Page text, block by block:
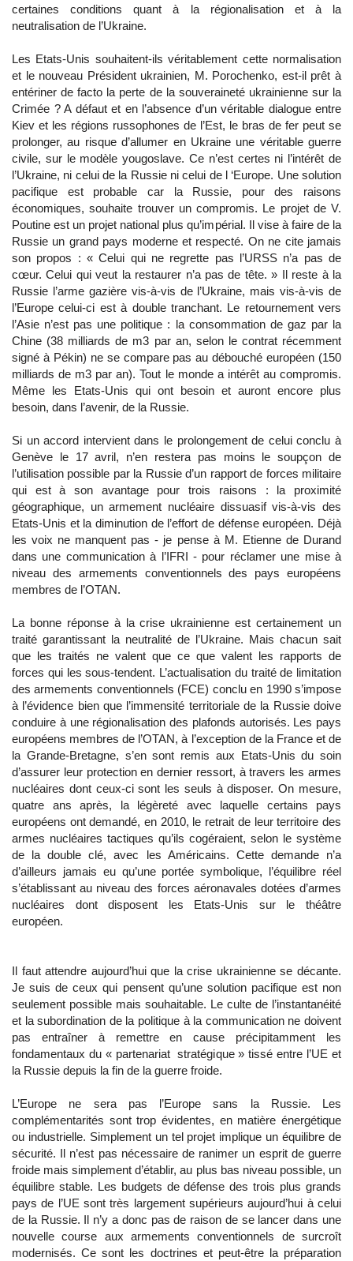
certaines conditions quant à la régionalisation et à la
neutralisation de l’Ukraine.
Les Etats-Unis souhaitent-ils véritablement cette normalisation
et le nouveau Président ukrainien, M. Porochenko, est-il prêt à
entériner de facto la perte de la souveraineté ukrainienne sur la
Crimée ? A défaut et en l’absence d’un véritable dialogue entre
Kiev et les régions russophones de l’Est, le bras de fer peut se
prolonger, au risque d’allumer en Ukraine une véritable guerre
civile, sur le modèle yougoslave. Ce n’est certes ni l’intérêt de
l’Ukraine, ni celui de la Russie ni celui de l ‘Europe. Une solution
pacifique est probable car la Russie, pour des raisons
économiques, souhaite trouver un compromis. Le projet de V.
Poutine est un projet national plus qu’impérial. Il vise à faire de la
Russie un grand pays moderne et respecté. On ne cite jamais
son propos : « Celui qui ne regrette pas l’URSS n’a pas de
cœur. Celui qui veut la restaurer n’a pas de tête. » Il reste à la
Russie l’arme gazière vis-à-vis de l’Ukraine, mais vis-à-vis de
l’Europe celui-ci est à double tranchant. Le retournement vers
l’Asie n’est pas une politique : la consommation de gaz par la
Chine (38 milliards de m3 par an, selon le contrat récemment
signé à Pékin) ne se compare pas au débouché européen (150
milliards de m3 par an). Tout le monde a intérêt au compromis.
Même les Etats-Unis qui ont besoin et auront encore plus
besoin, dans l’avenir, de la Russie.
Si un accord intervient dans le prolongement de celui conclu à
Genève le 17 avril, n’en restera pas moins le soupçon de
l’utilisation possible par la Russie d’un rapport de forces militaire
qui est à son avantage pour trois raisons : la proximité
géographique, un armement nucléaire dissuasif vis-à-vis des
Etats-Unis et la diminution de l’effort de défense européen. Déjà
les voix ne manquent pas - je pense à M. Etienne de Durand
dans une communication à l’IFRI - pour réclamer une mise à
niveau des armements conventionnels des pays européens
membres de l’OTAN.
La bonne réponse à la crise ukrainienne est certainement un
traité garantissant la neutralité de l’Ukraine. Mais chacun sait
que les traités ne valent que ce que valent les rapports de
forces qui les sous-tendent. L’actualisation du traité de limitation
des armements conventionnels (FCE) conclu en 1990 s’impose
à l’évidence bien que l’immensité territoriale de la Russie doive
conduire à une régionalisation des plafonds autorisés. Les pays
européens membres de l’OTAN, à l’exception de la France et de
la Grande-Bretagne, s’en sont remis aux Etats-Unis du soin
d’assurer leur protection en dernier ressort, à travers les armes
nucléaires dont ceux-ci sont les seuls à disposer. On mesure,
quatre ans après, la légèreté avec laquelle certains pays
européens ont demandé, en 2010, le retrait de leur territoire des
armes nucléaires tactiques qu’ils cogéraient, selon le système
de la double clé, avec les Américains. Cette demande n’a
d’ailleurs jamais eu qu’une portée symbolique, l’équilibre réel
s’établissant au niveau des forces aéronavales dotées d’armes
nucléaires dont disposent les Etats-Unis sur le théâtre
européen.
Il faut attendre aujourd’hui que la crise ukrainienne se décante.
Je suis de ceux qui pensent qu’une solution pacifique est non
seulement possible mais souhaitable. Le culte de l’instantanéité
et la subordination de la politique à la communication ne doivent
pas entraîner à remettre en cause précipitamment les
fondamentaux du « partenariat stratégique » tissé entre l’UE et
la Russie depuis la fin de la guerre froide.
L’Europe ne sera pas l’Europe sans la Russie. Les
complémentarités sont trop évidentes, en matière énergétique
ou industrielle. Simplement un tel projet implique un équilibre de
sécurité. Il n’est pas nécessaire de ranimer un esprit de guerre
froide mais simplement d’établir, au plus bas niveau possible, un
équilibre stable. Les budgets de défense des trois plus grands
pays de l’UE sont très largement supérieurs aujourd’hui à celui
de la Russie. Il n’y a donc pas de raison de se lancer dans une
nouvelle course aux armements conventionnels de surcroît
modernisés. Ce sont les doctrines et peut-être la préparation